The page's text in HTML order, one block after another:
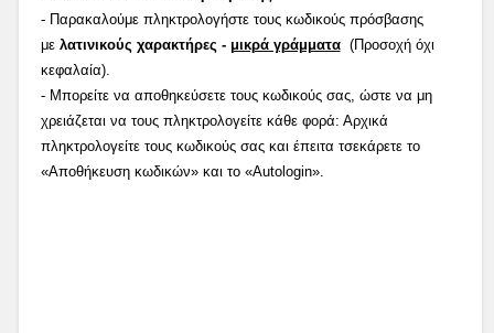
- Παρακαλούμε πληκτρολογήστε τους κωδικούς πρόσβασης
με λατινικούς χαρακτήρες - μικρά γράμματα(Προσοχή όχι
κεφαλαία).
- Μπορείτε να αποθηκεύσετε τους κωδικούς σας, ώστε να μη
χρειάζεται να τους πληκτρολογείτε κάθε φορά: Αρχικά
πληκτρολογείτε τους κωδικούς σας και έπειτα τσεκάρετε το
«Αποθήκευση κωδικών» και το «Autologin».